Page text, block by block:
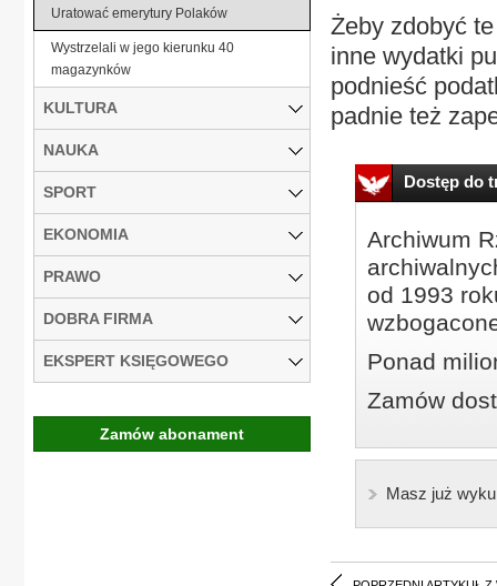
Żeby zdobyć
inne wydatki
podnieść
padnie też
Dostęp do
Archiwum
od 1993
Ponad
Zamów
Masz już
Uratować emerytury Polaków
Wystrzelali w jego kierunku 40
magazynków
KULTURA
NAUKA
SPORT
EKONOMIA
PRAWO
DOBRA FIRMA
EKSPERT KSIĘGOWEGO
Zamów abonament